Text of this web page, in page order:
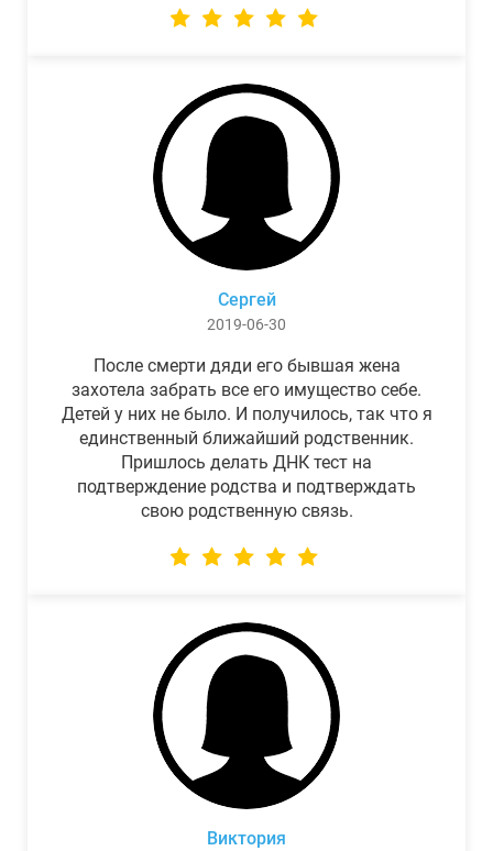
Сергей
2019-06-30
После смерти дяди его бывшая жена
захотела забрать все его имущество себе.
Детей у них не было. И получилось, так что я
единственный ближайший родственник.
Пришлось делать ДНК тест на
подтверждение родства и подтверждать
свою родственную связь.
Виктория